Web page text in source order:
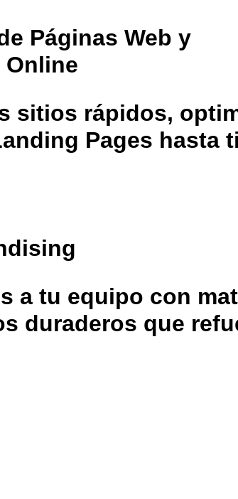
Páginas Web y
Online
sitios rápidos,
Pages hasta
a tu equipo con
duraderos que